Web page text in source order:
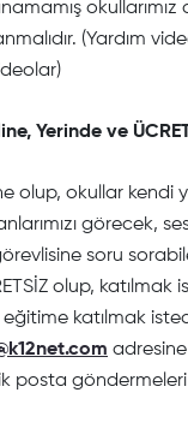
okullarımız
(Yardım
Yerinde ve
olup, okullar kendi
görecek,
soru
olup, katılmak
katılmak
posta göndermeleri